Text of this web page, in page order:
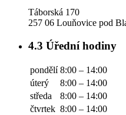
Táborská 170
257 06 Louňovice pod
4.3 Úřední hodiny
pondělí 8:00 – 14:00
úterý
8:00 – 14:00
středa
8:00 – 14:00
čtvrtek 8:00 – 14:00